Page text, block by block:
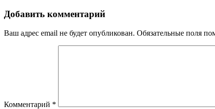
Добавить комментарий
Ваш адрес email не будет опубликован. Обязательные поля
Комментарий *